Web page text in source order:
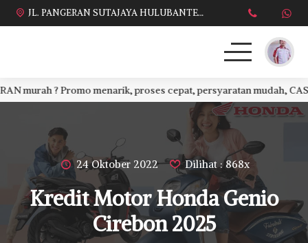
JL. PANGERAN SUTAJAYA HULUBANTENG LOR PABUARAN CIREBON TIMUR, Ds. Babakan gebang cirebon Gebang udik cirebon Ciledug cirebon Karang wareng cirebon
HONDA
DAFTAR HARGA
BROSUR KREDIT
PROMO TERBARU
DEALER KAMI
? Promo menarik, proses cepat, persyaratan mudah, CASH
24 Oktober 2022 Dilihat : 868x
Kredit Motor Honda Genio
Cirebon 2025